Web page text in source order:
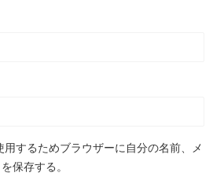
用するためブラウザーに自分の名前、メ
保存する。